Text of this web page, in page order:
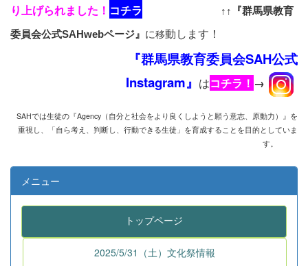
り上げられました！ コチラ ↑↑『群馬県教育
委員会公式SAHwebページ』 に移動します！
『群馬県教育委員会SAH公式
Instagram』 はコチラ！ →
SAHでは生徒の『Agency （自分と社会をより良くしようと願う意志、原動力）』を
重視し、
「自ら考え、判断し、行動できる生徒」を育成することを目的としていま
す。
メニュー
トップページ
2025/5/31（土）文化祭情報